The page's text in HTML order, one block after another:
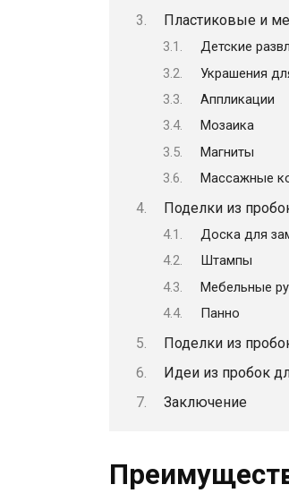
Пластиковые и
Детские
Украшения
Аппликации
Мозаика
Магниты
Массажные
Поделки из
Доска для
Штампы
Мебельные
Панно
Поделки из
Идеи из пробок
Заключение